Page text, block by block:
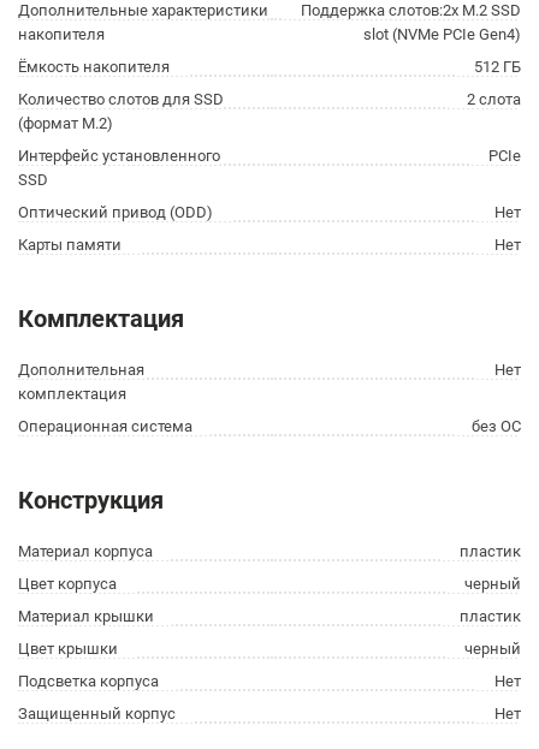
Дополнительные характеристики
накопителя
Поддержка слотов:2x M.2 SSD
slot (NVMe PCIe Gen4)
Ёмкость накопителя
512 ГБ
Количество слотов для SSD
(формат M.2)
2 слота
Интерфейс установленного
SSD
PCIe
Оптический привод (ODD)
Нет
Карты памяти
Нет
Комплектация
Дополнительная
комплектация
Нет
Операционная система без ОС
Конструкция
Материал корпуса
пластик
Цвет корпуса
черный
Материал крышки
пластик
Цвет крышки
черный
Подсветка корпуса
Нет
Защищенный корпус
Нет